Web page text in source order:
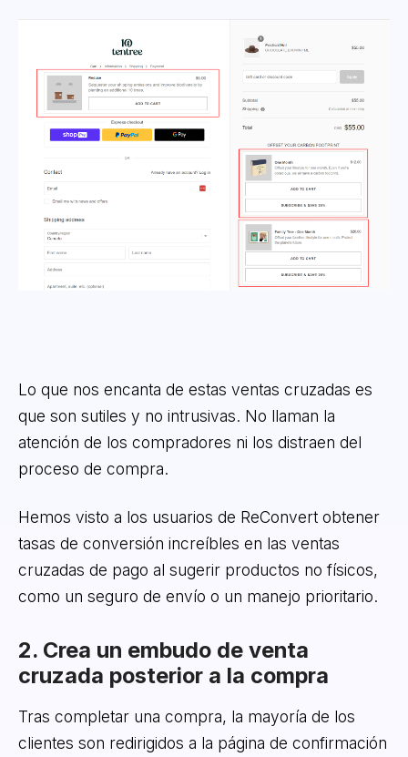
Lo que nos encanta de estas ventas cruzadas es
que son sutiles y no intrusivas. No llaman la
atención de los compradores ni los distraen del
proceso de compra.
Hemos visto a los usuarios de ReConvert obtener
tasas de conversión increíbles en las ventas
cruzadas de pago al sugerir productos no físicos,
como un seguro de envío o un manejo prioritario.
2. Crea un embudo de venta
cruzada posterior a la compra
Tras completar una compra, la mayoría de los
clientes son redirigidos a la página de confirmación